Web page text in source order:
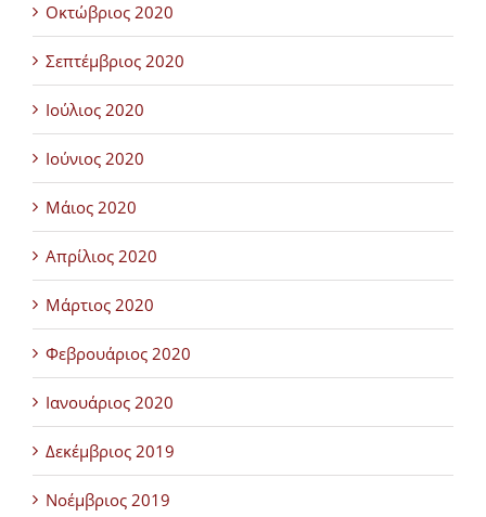
Οκτώβριος 2020
Σεπτέμβριος 2020
Ιούλιος 2020
Ιούνιος 2020
Μάιος 2020
Απρίλιος 2020
Μάρτιος 2020
Φεβρουάριος 2020
Ιανουάριος 2020
Δεκέμβριος 2019
Νοέμβριος 2019